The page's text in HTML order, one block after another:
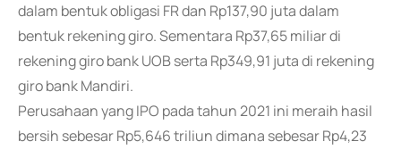
dalam bentuk obligasi FR dan Rp137,90 juta dalam
bentuk rekening giro. Sementara Rp37,65 miliar di
rekening giro bank UOB serta Rp349,91 juta di rekening
giro bank Mandiri.
Perusahaan yang IPO pada tahun 2021 ini meraih hasil
bersih sebesar Rp5,646 triliun dimana sebesar Rp4,23